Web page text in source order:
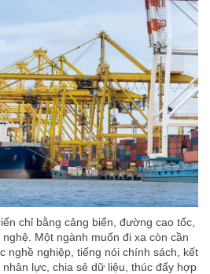
chỉ bằng cảng biển, đường cao tốc,
Một ngành muốn đi xa còn cần
nghề nghiệp, tiếng nói chính sách, kết
lực, chia sẻ dữ liệu, thúc đẩy hợp